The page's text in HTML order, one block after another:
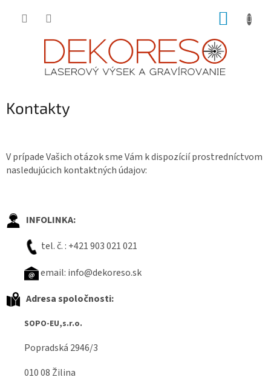
Kontakty
V prípade Vašich otázok sme Vám k dispozícií prostredníctvom
nasledujúcich kontaktných údajov:
INFOLINKA:
tel. č. : +421 903 021 021
email: info@dekoreso.sk
Adresa spoločnosti:
SOPO-EU,s.r.o.
Popradská 2946/3
010 08 Žilina